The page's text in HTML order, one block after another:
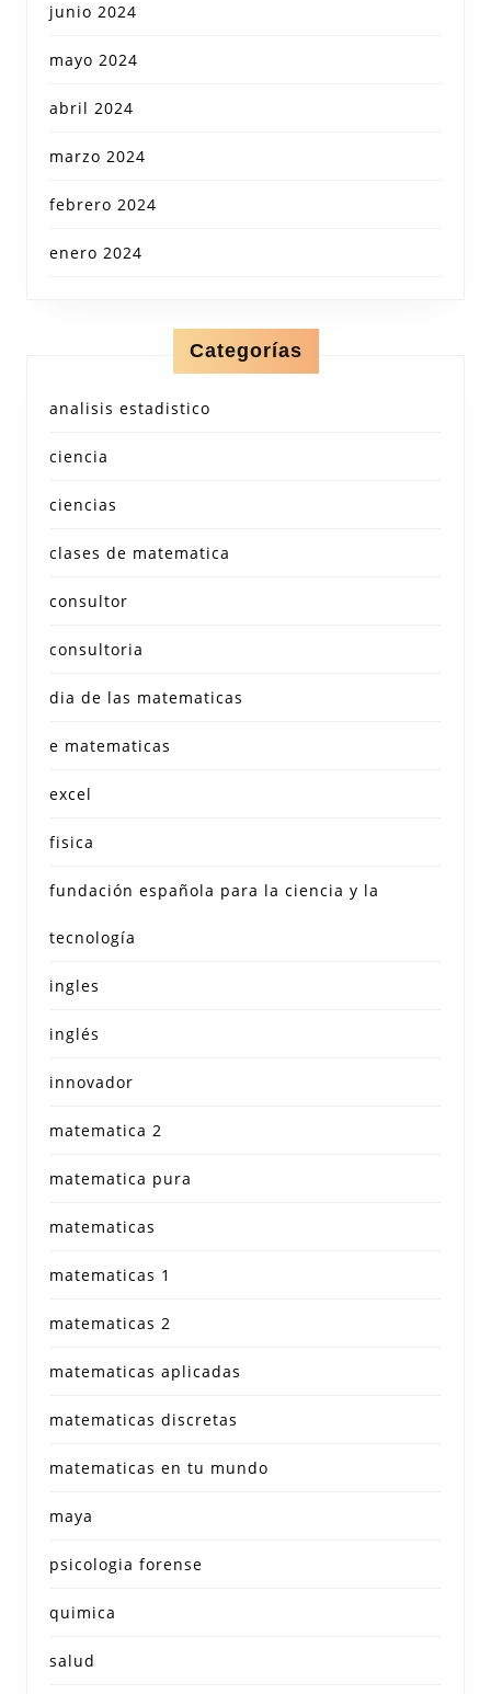
junio 2024
mayo 2024
abril 2024
marzo 2024
febrero 2024
enero 2024
Categorías
analisis estadistico
ciencia
ciencias
clases de matematica
consultor
consultoria
dia de las matematicas
e matematicas
excel
fisica
fundación española para la ciencia y la
tecnología
ingles
inglés
innovador
matematica 2
matematica pura
matematicas
matematicas 1
matematicas 2
matematicas aplicadas
matematicas discretas
matematicas en tu mundo
maya
psicologia forense
quimica
salud